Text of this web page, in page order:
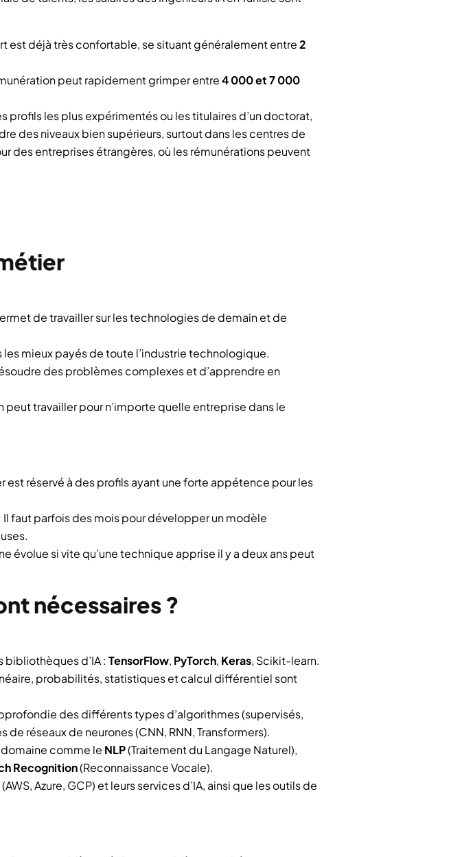
est déjà très confortable, se situant généralement entre2
peut rapidement grimper entre4 000 et 7 000
profils les plus expérimentés ou les titulaires d’un doctorat,
des niveaux bien supérieurs, surtout dans les centres de
des entreprises étrangères, où les rémunérations peuvent
de travailler sur les technologies de demain et de
les mieux payés de toute l’industrie technologique.
des problèmes complexes et d’apprendre en
peut travailler pour n’importe quelle entreprise dans le
est réservé à des profils ayant une forte appétence pour les
Il faut parfois des mois pour développer un modèle
évolue si vite qu’une technique apprise il y a deux ans peut
nécessaires ?
bibliothèques d’IA : TensorFlow, PyTorch, Keras, Scikit-learn.
probabilités, statistiques et calcul différentiel sont
des différents types d’algorithmes (supervisés,
réseaux de neurones (CNN, RNN, Transformers).
comme le NLP(Traitement du Langage Naturel),
Recognition(Reconnaissance Vocale).
Azure, GCP) et leurs services d’IA, ainsi que les outils de